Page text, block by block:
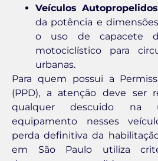
Veículos
da potência e
o uso de capacete
motociclístico para
urbanas.
Para quem possui a
(PPD), a atenção deve ser
qualquer descuido na
equipamento nesses
perda definitiva da
em São Paulo utiliza